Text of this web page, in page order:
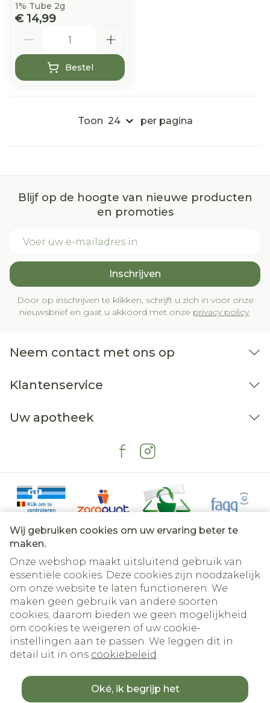
Wij gebruiken cookies om uw ervaring beter te
maken.
Onze webshop maakt uitsluitend gebruik van
essentiële cookies. Deze cookies zijn noodzakelijk
om onze website te laten functioneren. We
maken geen gebruik van andere soorten
cookies; daarom bieden we geen mogelijkheid
om cookies te weigeren of uw cookie-
instellingen aan te passen. We leggen dit in
detail uit in ons cookiebeleid
Oké, ik begrijp het
1% Tube 2g
€ 14,99
Bestel
Toon per pagina
Blijf op de hoogte van nieuwe producten
en promoties
Inschrijven
Door op inschrijven te klikken, schrijft u zich in voor onze
nieuwsbrief en gaat u akkoord met onze privacy policy.
Neem contact met ons op
Klantenservice
Uw apotheek
Juridische links